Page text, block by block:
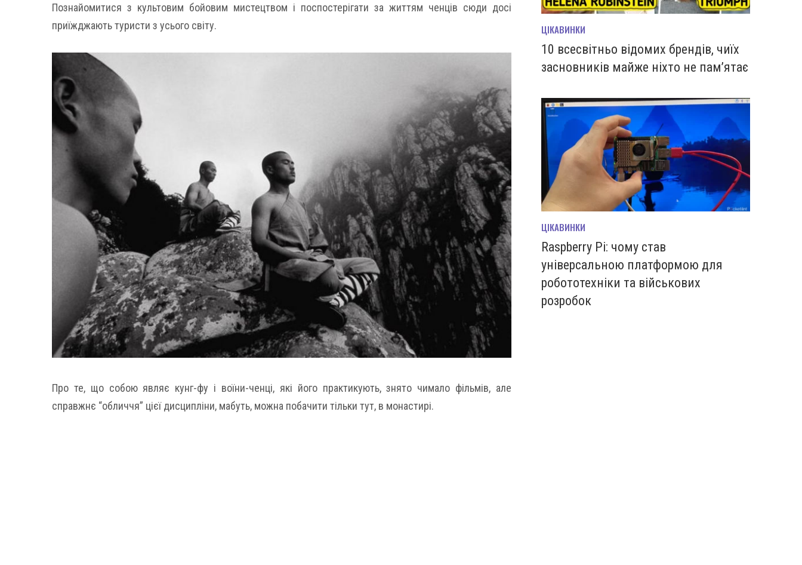
Познайомитися з культовим бойовим мистецтвом і поспостерігати за життям ченців сюди досі
приїжджають туристи з усього світу.
Про те, що собою являє кунг-фу і воїни-ченці, які його практикують, знято чимало фільмів, але
справжнє “обличчя” цієї дисципліни, мабуть, можна побачити тільки тут, в монастирі.
ЦІКАВИНКИ
10 всесвітньо відомих брендів, чиїх
засновників майже ніхто не пам’ятає
ЦІКАВИНКИ
Raspberry Pi: чому став
універсальною платформою для
робототехніки та військових
розробок